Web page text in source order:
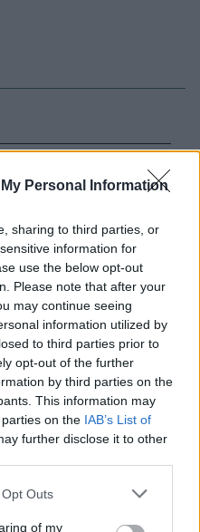
Personal Information
sharing to third parties, or
information for
use the below opt-out
Please note that after your
may continue seeing
information utilized by
to third parties prior to
opt-out of the further
by third parties on the
This information may
on the IAB’s List of
further disclose it to other
uses one or more Google
You may click to
Outs
of my
ΤΩΡΑ
Αυτά τα ζώδια είναι
μαμά τους
που δεν χρειάζεται να
θα αλλάξει τον τρόπο